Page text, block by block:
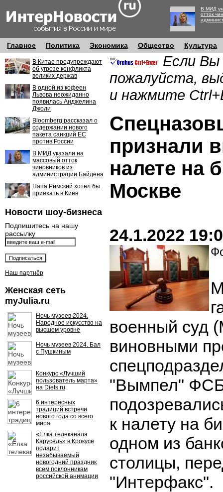
В МИД
отток
Главное Политика Экономика Общество Культура
В Китае предупреждают
об угрозе конфликта
великих держав
В одной из кофеен
Львова неожиданно
появилась Анджелина
Джоли
Bloomberg рассказал о
содержании нового
пакета санкций ЕС
против России
В МИД указали на
массовый отток
чиновников из
администрации Байдена
Папа Римский хотел бы
приехать в Киев
Новости шоу-бизнеса
Подпишитесь на нашу
рассылку
Наш партнёр
Женская сеть
myJulia.ru
Ночь музеев 2024.
Народное искусство на
высшем уровне
Ночь музеев 2024. Бал
с Пушкиным
Конкурс «Лучший
пользователь марта»
на Diets.ru
6 интересных
традиций встречи
нового года со всего
мира
«Ёлка телеканала
Карусель» в Крокусе
подарит
незабываемый
новогодний праздник
всем поклонникам
российской анимации
Если Вы
пожалуйста,
и нажмите
признали
налете на
Москве
24.1.2022
военный суд
виновными
"Вымпел"
к налету на
одном из
столицы,
"Интерфакс".